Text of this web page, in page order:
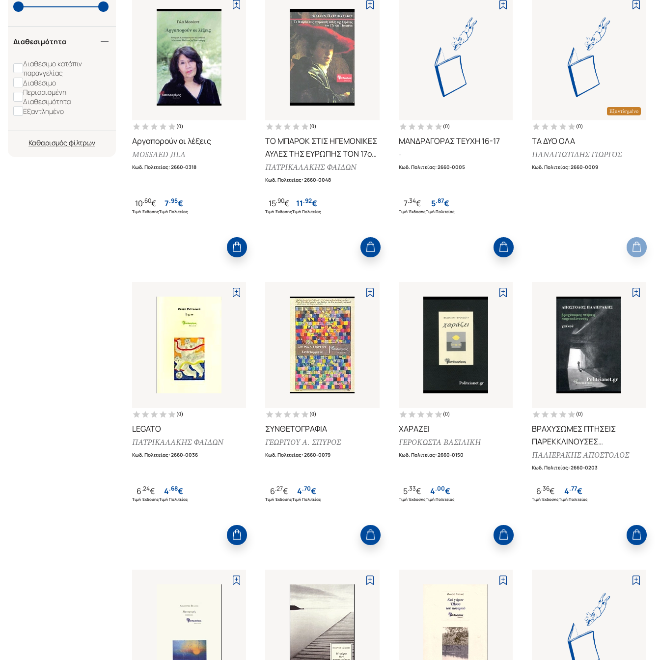
Διαθεσιμότητα
Διαθέσιμο κατόπιν
παραγγελίας
Διαθέσιμο
Περιορισμένη
Διαθεσιμότητα
Εξαντλημένο
Καθαρισμός
(0)
Αργοπορούν οι λέξεις
MOSSAED JILA
Κωδ. Πολιτείας:2660-0318
10.60€
Τιμή Έκδοσης
7.95€
Τιμή Πολιτείας
(0)
ΤΟ ΜΠΑΡΟΚ ΣΤΙΣ ΗΓΕΜΟΝΙΚΕΣ
ΑΥΛΕΣ ΤΗΣ ΕΥΡΩΠΗΣ ΤΟΝ 17ο
ΚΑΙ 18ο ΑΙΩΝΑ
ΠΑΤΡΙΚΑΛΑΚΗΣ ΦΑΙΔΩΝ
Κωδ. Πολιτείας:2660-0048
15.90€
Τιμή Έκδοσης
11.92€
Τιμή Πολιτείας
(0)
ΜΑΝΔΡΑΓΟΡΑΣ ΤΕΥΧΗ 16-17
-
Κωδ. Πολιτείας:2660-0005
7.34€
Τιμή Έκδοσης
5.87€
Τιμή Πολιτείας
Εξαντλημένο
(0)
ΤΑ ΔΥΟ ΟΛΑ
ΠΑΝΑΓΙΩΤΙΔΗΣ ΓΙΩΡΓΟΣ
Κωδ. Πολιτείας:2660-0009
(0)
LEGATO
ΠΑΤΡΙΚΑΛΑΚΗΣ ΦΑΙΔΩΝ
Κωδ. Πολιτείας:2660-0036
6.24€
Τιμή Έκδοσης
4.68€
Τιμή Πολιτείας
(0)
ΣΥΝΘΕΤΟΓΡΑΦΙΑ
ΓΕΩΡΓΙΟΥ Α. ΣΠΥΡΟΣ
Κωδ. Πολιτείας:2660-0079
6.27€
Τιμή Έκδοσης
4.70€
Τιμή Πολιτείας
(0)
ΧΑΡΑΖΕΙ
ΓΕΡΟΚΩΣΤΑ ΒΑΣΙΛΙΚΗ
Κωδ. Πολιτείας:2660-0150
5.33€
Τιμή Έκδοσης
4.00€
Τιμή Πολιτείας
(0)
ΒΡΑΧΥΣΩΜΕΣ ΠΤΗΣΕΙΣ
ΠΑΡΕΚΚΛΙΝΟΥΣΕΣ
ΧΑΙΚΟΥ
ΠΑΛΙΕΡΑΚΗΣ ΑΠΟΣΤΟΛΟΣ
Κωδ. Πολιτείας:2660-0203
6.36€
Τιμή Έκδοσης
4.77€
Τιμή Πολιτείας